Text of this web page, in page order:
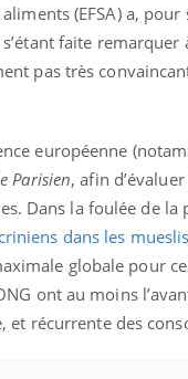
(EFSA) a,
faite
pas très
européenne
Parisien, afin
Dans la foulée de la
dans les mueslis
globale pour
ont au moins
récurrente des